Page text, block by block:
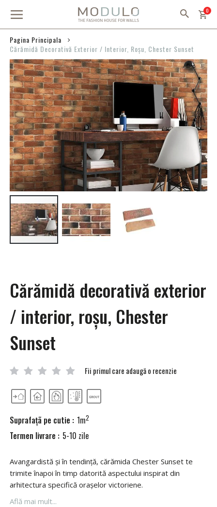
0
Pagina Principala
Cărămidă Decorativă Exterior / Interior, Roșu, Chester Sunset
Skip
to
the
end
of
the
images
gallery
of
the
gallery
Cărămidă decorativă exterior
/ interior, roșu, Chester
Sunset
Fii primul care adaugă o recenzie
Suprafaţã pe cutie : 1m2
Termen livrare : 5-10 zile
Avangardistă și în tendință, cărămida Chester Sunset te
trimite înapoi în timp datorită aspectului inspirat din
arhitectura specifică orașelor victoriene.
Află mai mult...